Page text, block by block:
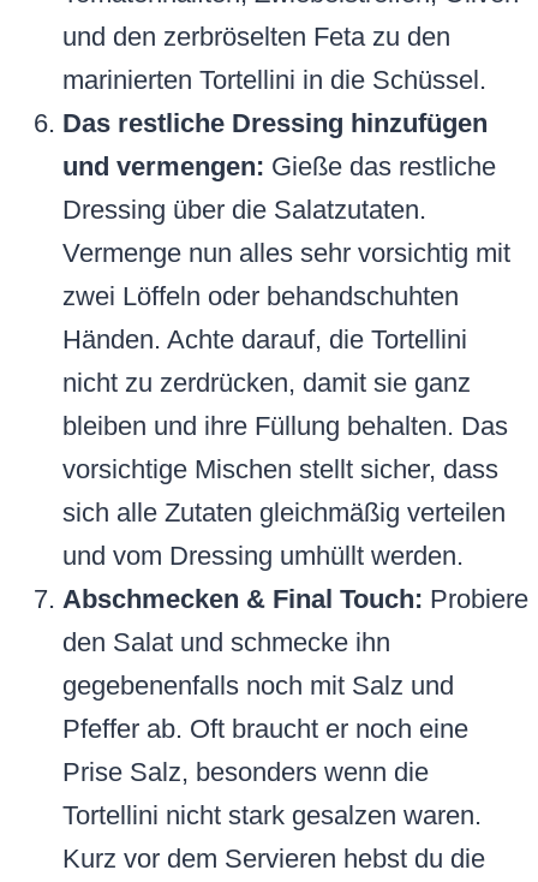
und den zerbröselten Feta zu den
marinierten Tortellini in die Schüssel.
Das restliche Dressing hinzufügen
und vermengen: Gieße das restliche
Dressing über die Salatzutaten.
Vermenge nun alles sehr vorsichtig mit
zwei Löffeln oder behandschuhten
Händen. Achte darauf, die Tortellini
nicht zu zerdrücken, damit sie ganz
bleiben und ihre Füllung behalten. Das
vorsichtige Mischen stellt sicher, dass
sich alle Zutaten gleichmäßig verteilen
und vom Dressing umhüllt werden.
Abschmecken & Final Touch: Probiere
den Salat und schmecke ihn
gegebenenfalls noch mit Salz und
Pfeffer ab. Oft braucht er noch eine
Prise Salz, besonders wenn die
Tortellini nicht stark gesalzen waren.
Kurz vor dem Servieren hebst du die